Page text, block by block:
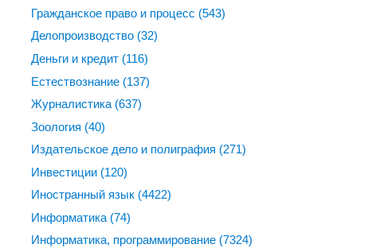
Гражданское право и процесс (543)
Делопроизводство (32)
Деньги и кредит (116)
Естествознание (137)
Журналистика (637)
Зоология (40)
Издательское дело и полиграфия (271)
Инвестиции (120)
Иностранный язык (4422)
Информатика (74)
Информатика, программирование (7324)